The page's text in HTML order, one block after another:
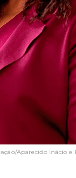
Aparecido Inácio e